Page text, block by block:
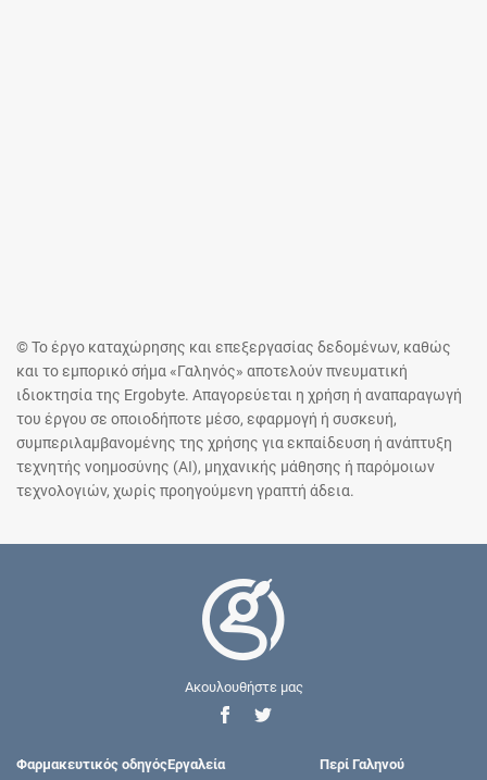
© Το έργο καταχώρησης και επεξεργασίας δεδομένων, καθώς
και το εμπορικό σήμα «Γαληνός» αποτελούν πνευματική
ιδιοκτησία της Ergobyte. Απαγορεύεται η χρήση ή αναπαραγωγή
του έργου σε οποιοδήποτε μέσο, εφαρμογή ή συσκευή,
συμπεριλαμβανομένης της χρήσης για εκπαίδευση ή ανάπτυξη
τεχνητής νοημοσύνης (AI), μηχανικής μάθησης ή παρόμοιων
τεχνολογιών, χωρίς προηγούμενη γραπτή άδεια.
Ακουλουθήστε μας
Φαρμακευτικός οδηγόςΕργαλεία Περί Γαληνού